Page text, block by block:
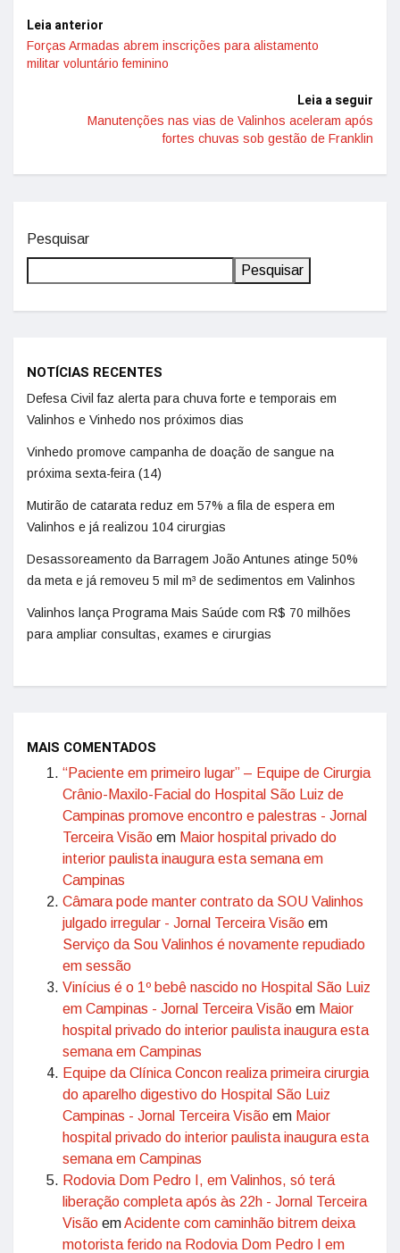
Leia anterior
Forças Armadas abrem inscrições para alistamento
militar voluntário feminino
Leia a seguir
Manutenções nas vias de Valinhos aceleram após
fortes chuvas sob gestão de Franklin
Pesquisar
Pesquisar
NOTÍCIAS RECENTES
Defesa Civil faz alerta para chuva forte e temporais em
Valinhos e Vinhedo nos próximos dias
Vinhedo promove campanha de doação de sangue na
próxima sexta-feira (14)
Mutirão de catarata reduz em 57% a fila de espera em
Valinhos e já realizou 104 cirurgias
Desassoreamento da Barragem João Antunes atinge 50%
da meta e já removeu 5 mil m³ de sedimentos em Valinhos
Valinhos lança Programa Mais Saúde com R$ 70 milhões
para ampliar consultas, exames e cirurgias
MAIS COMENTADOS
“Paciente em primeiro lugar” – Equipe de Cirurgia
Crânio-Maxilo-Facial do Hospital São Luiz de
Campinas promove encontro e palestras - Jornal
Terceira Visão em Maior hospital privado do
interior paulista inaugura esta semana em
Campinas
Câmara pode manter contrato da SOU Valinhos
julgado irregular - Jornal Terceira Visão em
Serviço da Sou Valinhos é novamente repudiado
em sessão
Vinícius é o 1º bebê nascido no Hospital São Luiz
em Campinas - Jornal Terceira Visão em Maior
hospital privado do interior paulista inaugura esta
semana em Campinas
Equipe da Clínica Concon realiza primeira cirurgia
do aparelho digestivo do Hospital São Luiz
Campinas - Jornal Terceira Visão em Maior
hospital privado do interior paulista inaugura esta
semana em Campinas
Rodovia Dom Pedro I, em Valinhos, só terá
liberação completa após às 22h - Jornal Terceira
Visão emAcidente com caminhão bitrem deixa
motorista ferido na Rodovia Dom Pedro I em